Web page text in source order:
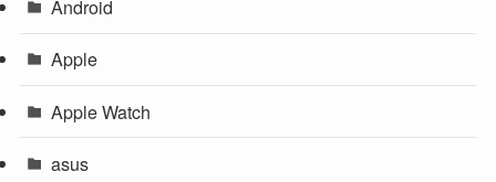
Android
Apple
Apple Watch
asus